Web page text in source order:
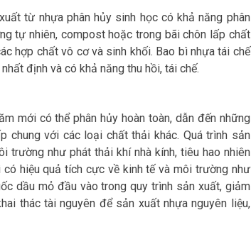
từ nhựa phân hủy sinh học có khả năng phân
tự nhiên, compost hoặc trong bãi chôn lấp chất
hợp chất vô cơ và sinh khối. Bao bì nhựa tái chế
định và có khả năng thu hồi, tái chế.
mới có thể phân hủy hoàn toàn, dẫn đến những
chung với các loại chất thải khác. Quá trình sản
trường như phát thải khí nhà kính, tiêu hao nhiên
hiệu quả tích cực về kinh tế và môi trường như
dầu mỏ đầu vào trong quy trình sản xuất, giảm
thác tài nguyên để sản xuất nhựa nguyên liệu,